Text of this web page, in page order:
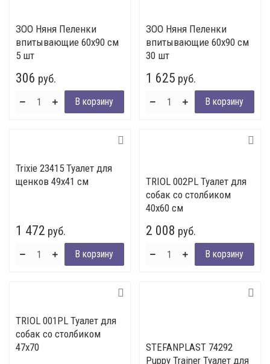
ЗОО Няня Пеленки
впитывающие 60х90 см
5 шт
306 руб.
ЗОО Няня Пеленки
впитывающие 60х90 см
30 шт
1 625 руб.
Trixie 23415 Туалет для
щенков 49х41 см
1 472 руб.
TRIOL 002PL Туалет для
собак со столбиком
40х60 см
2 008 руб.
TRIOL 001PL Туалет для
собак со столбиком
47х70
STEFANPLAST 74292
Puppy Trainer Туалет для